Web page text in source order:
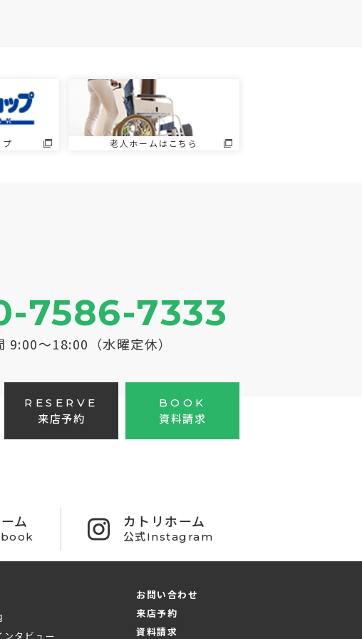
老人ホームはこちら
7586-7333
9:00～18:00（水曜定休）
RESERVE
来店予約
BOOK
資料請求
ム カトリホーム
公式Instagram
ンタビュー
お問い合わせ
来店予約
資料請求